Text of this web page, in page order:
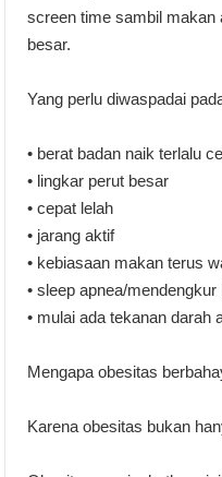
screen time sambil makan
besar.
Yang perlu diwaspadai
• berat badan naik terlalu
• lingkar perut besar
• cepat lelah
• jarang aktif
• kebiasaan makan terus
• sleep apnea/mendengkur
• mulai ada tekanan darah
Mengapa obesitas
Karena obesitas bukan